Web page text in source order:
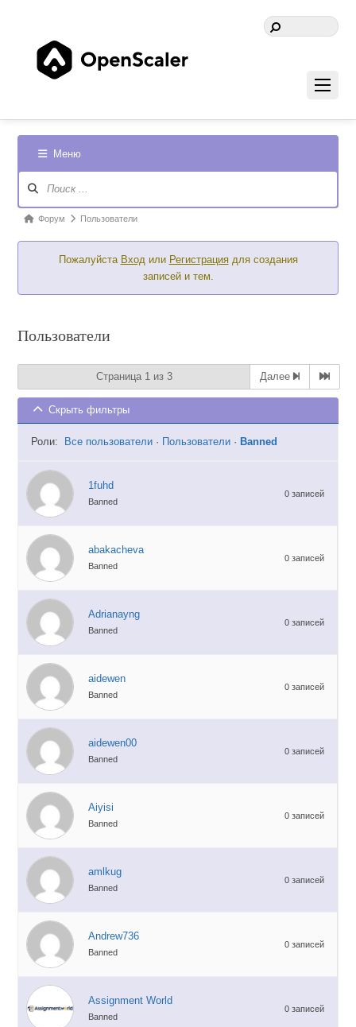
Меню
Форума
ФорумФорум Пользователи
Пожалуйста Входили Регистрациядля создания
записей и тем.
Пользователи
Страница 1 из 3 Далее
Скрыть фильтры
Роли: Все пользователи · Пользователи · Banned
1fuhd
Banned
0 записей
abakacheva
Banned
0 записей
Adrianayng
Banned
0 записей
aidewen
Banned
0 записей
aidewen00
Banned
0 записей
Aiyisi
Banned
0 записей
amlkug
Banned
0 записей
Andrew736
Banned
0 записей
Assignment World
Banned
0 записей